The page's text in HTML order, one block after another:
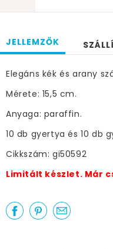
JELLEMZŐK
Elegáns kék és arany
Mérete: 15,5 cm.
Anyaga: paraffin.
10 db gyertya és 10 db
Cikkszám: gi50592
Limitált készlet. Már